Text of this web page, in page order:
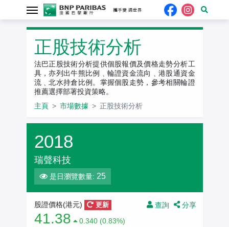
正股技術分析
法巴正股技術分析提供個股報價及價格走勢分析工
具，亦列出牛熊比例﹑輪證資金流向﹑港股通資金
流﹑北水持倉比例。掌握個股走勢，參考相關輪證
推薦選擇部署投資策略。
主頁
市場數據 正股技術分析
2018
瑞聲科技
是日瀏覽數量: 25
查詢 分享
股證價格(港元) 更新
41.38
0.340 (0.83%)